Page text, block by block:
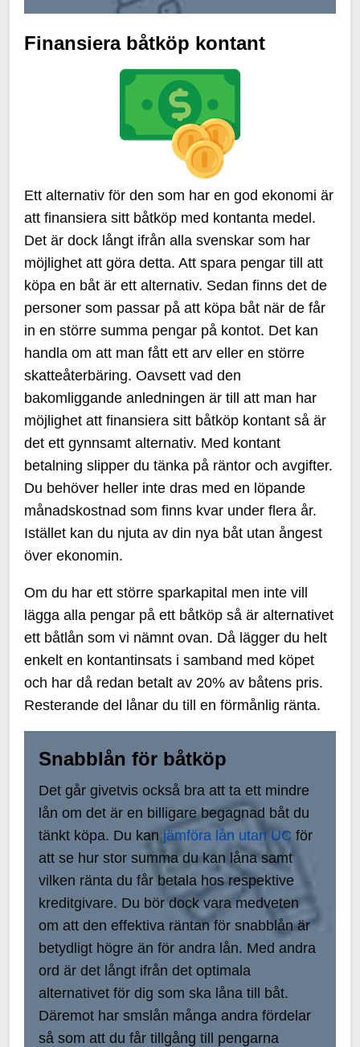
Finansiera båtköp kontant
Ett alternativ för den som har en god ekonomi är
att finansiera sitt båtköp med kontanta medel.
Det är dock långt ifrån alla svenskar som har
möjlighet att göra detta. Att spara pengar till att
köpa en båt är ett alternativ. Sedan finns det de
personer som passar på att köpa båt när de får
in en större summa pengar på kontot. Det kan
handla om att man fått ett arv eller en större
skatteåterbäring. Oavsett vad den
bakomliggande anledningen är till att man har
möjlighet att finansiera sitt båtköp kontant så är
det ett gynnsamt alternativ. Med kontant
betalning slipper du tänka på räntor och avgifter.
Du behöver heller inte dras med en löpande
månadskostnad som finns kvar under flera år.
Istället kan du njuta av din nya båt utan ångest
över ekonomin.
Om du har ett större sparkapital men inte vill
lägga alla pengar på ett båtköp så är alternativet
ett båtlån som vi nämnt ovan. Då lägger du helt
enkelt en kontantinsats i samband med köpet
och har då redan betalt av 20% av båtens pris.
Resterande del lånar du till en förmånlig ränta.
Snabblån för båtköp
Det går givetvis också bra att ta ett mindre
lån om det är en billigare begagnad båt du
tänkt köpa. Du kan jämföra lån utan UC för
att se hur stor summa du kan låna samt
vilken ränta du får betala hos respektive
kreditgivare. Du bör dock vara medveten
om att den effektiva räntan för snabblån är
betydligt högre än för andra lån. Med andra
ord är det långt ifrån det optimala
alternativet för dig som ska låna till båt.
Däremot har smslån många andra fördelar
så som att du får tillgång till pengarna